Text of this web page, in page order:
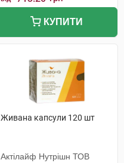
КУПИТИ
Живана капсули 120 шт
Актілайф Нутрішн ТОВ